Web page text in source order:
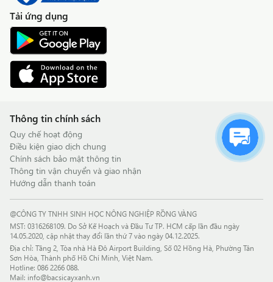
Tải ứng dụng
Thông tin chính sách
Quy chế hoạt động
Điều kiện giao dịch chung
Chính sách bảo mật thông tin
Thông tin vận chuyển và giao nhận
Hướng dẫn thanh toán
@CÔNG TY TNHH SINH HỌC NÔNG NGHIỆP RỒNG VÀNG
MST: 0316268109. Do Sở Kế Hoạch và Đầu Tư TP. HCM cấp lần đầu ngày
14.05.2020, cập nhật thay đổi lần thứ 7 vào ngày 04.12.2025.
Địa chỉ: Tầng 2, Tòa nhà Hà Đô Airport Building, Số 02 Hồng Hà, Phường Tân
Sơn Hòa, Thành phố Hồ Chí Minh, Việt Nam.
Hotline: 086 2266 088.
Mail: info@bacsicayxanh.vn